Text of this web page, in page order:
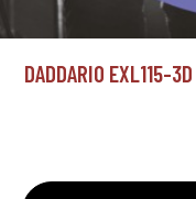
DADDARIO EXL115-